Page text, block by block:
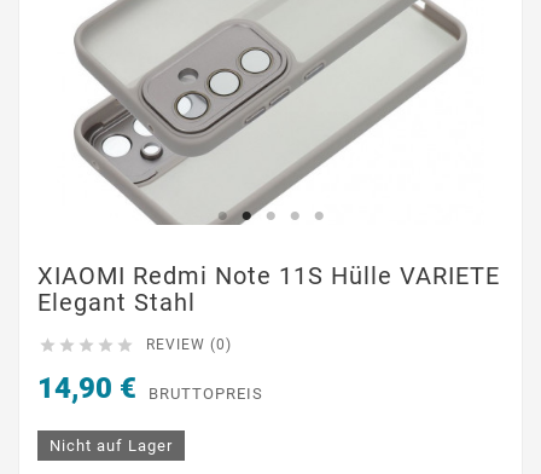
XIAOMI Redmi Note 11S Hülle VARIETE
Elegant Stahl
     REVIEW (0)
14,90 € BRUTTOPREIS
Nicht auf Lager